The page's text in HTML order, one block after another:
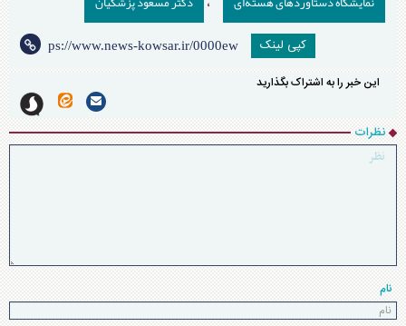
کپی لینک
این خبر را به اشتراک بگذارید
نظرات
نام